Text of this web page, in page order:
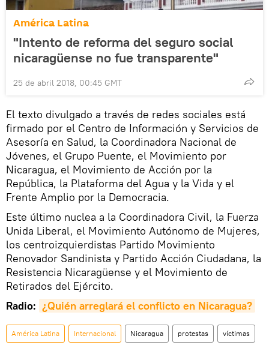
América Latina
"Intento de reforma del seguro social
nicaragüense no fue transparente"
25 de abril 2018, 00:45 GMT
El texto divulgado a través de redes sociales está
firmado por el Centro de Información y Servicios de
Asesoría en Salud, la Coordinadora Nacional de
Jóvenes, el Grupo Puente, el Movimiento por
Nicaragua, el Movimiento de Acción por la
República, la Plataforma del Agua y la Vida y el
Frente Amplio por la Democracia.
Este último nuclea a la Coordinadora Civil, la Fuerza
Unida Liberal, el Movimiento Autónomo de Mujeres,
los centroizquierdistas Partido Movimiento
Renovador Sandinista y Partido Acción Ciudadana, la
Resistencia Nicaragüense y el Movimiento de
Retirados del Ejército.
Radio: ¿Quién arreglará el conflicto en Nicaragua?
América Latina Internacional Nicaragua protestas víctimas